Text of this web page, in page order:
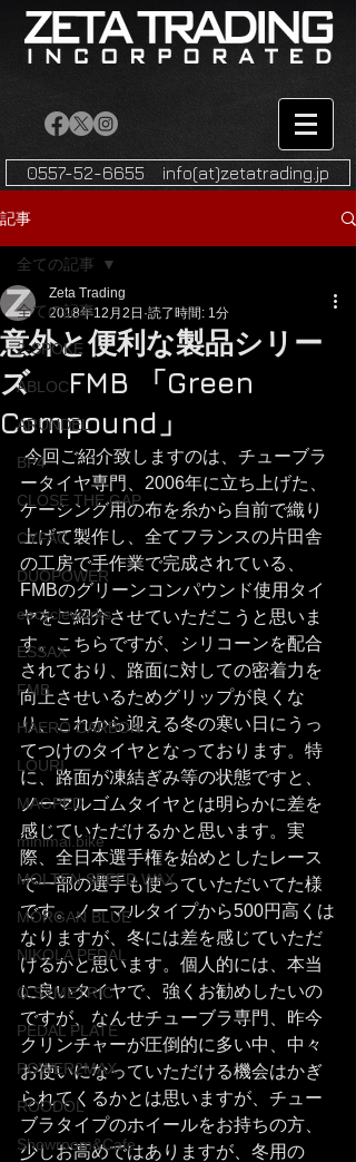
0557-52-6655 info(at)zetatrading.jp
記事
全ての記事
2-SPOKE
ABLOC
ARUNDEL
BP4
CLOSE THE GAP
CYFAC
DUOPOWER
eecycleworks
ESSAX
FMB
HAERO CARBON
LOURI
MAGPED
minimal.bike
MOLTEN SPEED WAX
MORGAN BLUE
NIKOLA PEDAL
O.SYMETRIC
PEDAL PLATE
POWER2MAX
ROODOL
Showroom&Cafe
全ての記事
意外と便利な製品シリー
ズ FMB 「Green
Compound」
Zeta Trading
2018年12月2日 読了時間: 1分
今回ご紹介致しますのは、チューブラ
ータイヤ専門、2006年に立ち上げた、
ケーシング用の布を糸から自前で織り
上げて製作し、全てフランスの片田舎
の工房で手作業で完成されている、
FMBのグリーンコンパウンド使用タイ
ヤをご紹介させていただこうと思いま
す。こちらですが、シリコーンを配合
されており、路面に対しての密着力を
向上させいるためグリップが良くな
り、これから迎える冬の寒い日にうっ
てつけのタイヤとなっております。特
に、路面が凍結ぎみ等の状態ですと、
ノーマルゴムタイヤとは明らかに差を
感じていただけるかと思います。実
際、全日本選手権を始めとしたレース
で一部の選手も使っていただいてた様
です。ノーマルタイプから500円高くは
なりますが、冬には差を感じていただ
けるかと思います。個人的には、本当
に良いタイヤで、強くお勧めしたいの
ですが、なんせチューブラ専門、昨今
クリンチャーが圧倒的に多い中、中々
お使いになっていただける機会はかぎ
られてくるかとは思いますが、チュー
ブラタイプのホイールをお持ちの方、
少しお高めではありますが、冬用の